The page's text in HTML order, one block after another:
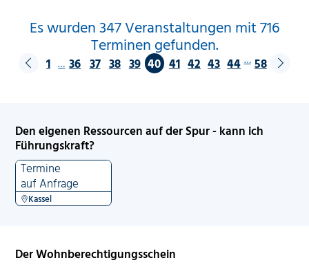
Es wurden 347 Veranstaltungen mit 716
Terminen gefunden.
1 … 36 37 38 39 40 41 42 43 44 … 58
Den eigenen Ressourcen auf der Spur - kann ich
Führungskraft?
Termine
auf Anfrage
Kassel
Der Wohnberechtigungsschein